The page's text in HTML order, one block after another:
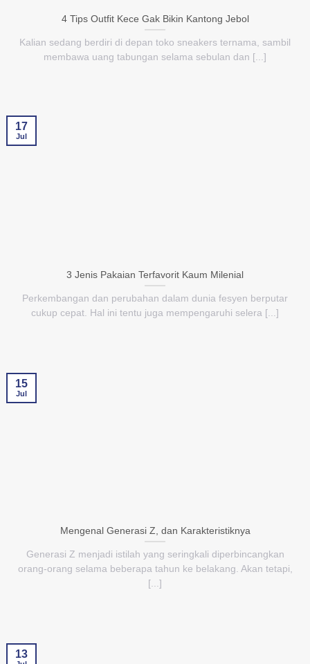
4 Tips Outfit Kece Gak Bikin Kantong Jebol
Kalian sedang berdiri di depan toko sneakers ternama, sambil
membawa uang tabungan selama sebulan dan [...]
3 Jenis Pakaian Terfavorit Kaum Milenial
Perkembangan dan perubahan dalam dunia fesyen berputar
cukup cepat. Hal ini tentu juga mempengaruhi selera [...]
17
Jul
Mengenal Generasi Z, dan Karakteristiknya
Generasi Z menjadi istilah yang seringkali diperbincangkan
orang-orang selama beberapa tahun ke belakang. Akan tetapi,
[...]
15
Jul
13